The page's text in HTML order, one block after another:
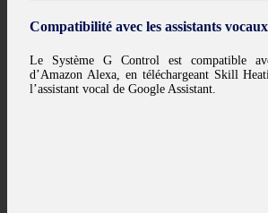
Compatibilité avec les assistants vocaux
Le Système G Control est compatible
d’Amazon Alexa, en téléchargeant Skill
l’assistant vocal de Google Assistant.